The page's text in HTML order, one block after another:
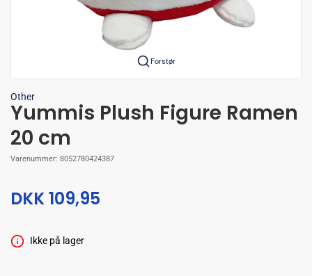
Forstør
Other
Yummis Plush Figure Ramen
20 cm
Varenummer: 8052780424387
DKK 109,95
Ikke på lager